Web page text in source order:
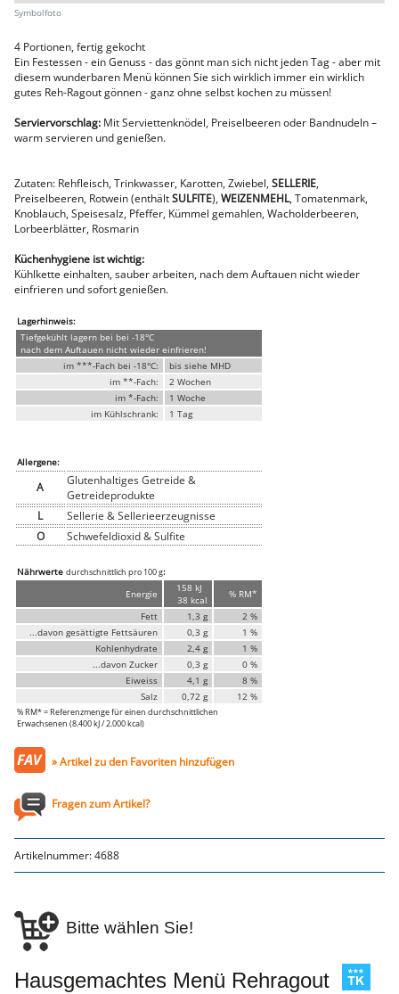
Faschiertes
STEAKS
DELUXE Rind
Steaks vom SCHWEIN
Nemetz-Menü
Wurstwaren
Stangenwurst
Leberkäse
Würstel
Mini-Würstel
Schinken
Selchwaren
Schinken
Fische
Meeresfrüchte
Fisch
Genusssortiment
Hausmannskost
Knödel
Suppeneinlagen
Pommes & Wedges
Mehlspeisen
Käse, Milch, Eier
Teigwaren
Getränke
Spirituosen
Trockensortiment
Knabbereien
aus dem Glas
Gewürze
Fix
WURSTTORTE
NEMETZ-DOGS
Hundefutter
nass
Katzenfutter
Gutschein kaufen
4 Portionen, fertig gekocht
Ein Festessen - ein Genuss - das gönnt man sich nicht jeden Tag - aber mit
diesem wunderbaren Menü können Sie sich wirklich immer ein wirklich
gutes Reh-Ragout gönnen - ganz ohne selbst kochen zu müssen!
Serviervorschlag:Mit Serviettenknödel, Preiselbeeren oder Bandnudeln –
warm servieren und genießen.
Zutaten: Rehfleisch, Trinkwasser, Karotten, Zwiebel,SELLERIE,
Preiselbeeren, Rotwein (enthältSULFITE),WEIZENMEHL, Tomatenmark,
Knoblauch, Speisesalz, Pfeffer, Kümmel gemahlen, Wacholderbeeren,
Lorbeerblätter, Rosmarin
Küchenhygiene ist wichtig:
Kühlkette einhalten, sauber arbeiten, nach dem Auftauen nicht wieder
einfrieren und sofort genießen.
Lagerhinweis:
Tiefgekühlt lagern bei bei -18°C
nach dem Auftauen nicht wieder einfrieren!
im ***-Fach bei -18°C:
bis siehe MHD
im **-Fach:
2 Wochen
im *-Fach:
1 Woche
im Kühlschrank:
1 Tag
Allergene:
A
Glutenhaltiges Getreide &
Getreideprodukte
L
Sellerie & Sellerieerzeugnisse
O
Schwefeldioxid & Sulfite
Nährwerte durchschnittlich pro 100 g:
Energie
158 kJ
38 kcal
% RM*
Fett
1,3 g
2 %
...davon gesättigte Fettsäuren
0,3 g
1 %
Kohlenhydrate
2,4 g
1 %
...davon Zucker
0,3 g
0 %
Eiweiss
4,1 g
8 %
Salz
0,72 g 12 %
% RM* = Referenzmenge für einen durchschnittlichen
Erwachsenen (8.400 kJ / 2.000 kcal)
» Artikel zu den Favoriten hinzufügen
Fragen zum Artikel?
Artikelnummer:4688
Bitte wählen Sie!
Hausgemachtes Menü Rehragout